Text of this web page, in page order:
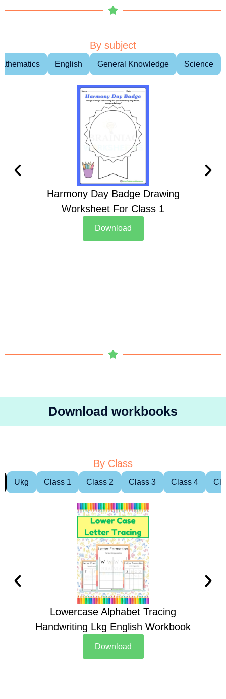
By subject
English General Knowledge Science
Harmony Day Badge Drawing
Worksheet For Class 1
Download
Download workbooks
By Class
Ukg Class 1 Class 2 Class 3 Class 4
Lowercase Alphabet Tracing
Handwriting Lkg English Workbook
Download